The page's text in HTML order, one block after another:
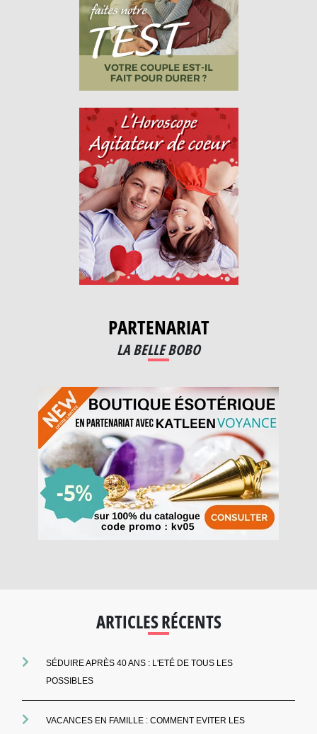
PARTENARIAT
LA BELLE BOBO
ARTICLES RÉCENTS
SÉDUIRE APRÈS 40 ANS : L'ETÉ DE TOUS LES
POSSIBLES
VACANCES EN FAMILLE : COMMENT EVITER LES